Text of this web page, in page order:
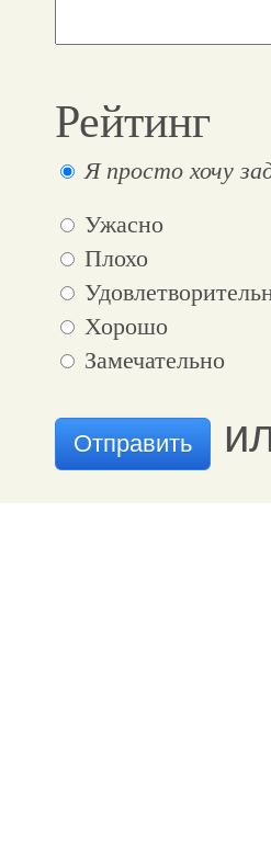
Рейтинг
Я просто хочу
Ужасно
Плохо
Хорошо
Замечательно
Отправить